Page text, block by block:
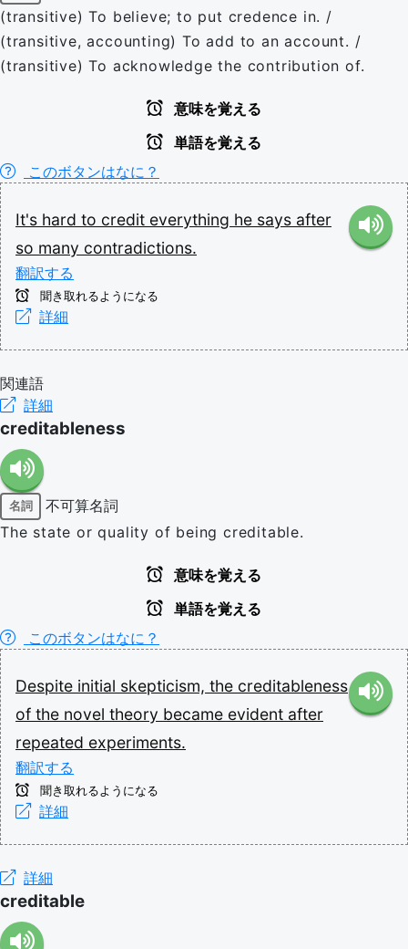
(transitive) To believe; to put credence in. /
(transitive, accounting) To add to an account. /
(transitive) To acknowledge the contribution of.
意味を覚える
単語を覚える
このボタンはなに？
It's hard to credit everything he says after
so many contradictions.
翻訳する
聞き取れるようになる
詳細
関連語
詳細
creditableness
名詞
不可算名詞
The state or quality of being creditable.
意味を覚える
単語を覚える
このボタンはなに？
Despite initial skepticism, the creditableness
of the novel theory became evident after
repeated experiments.
翻訳する
聞き取れるようになる
詳細
詳細
creditable